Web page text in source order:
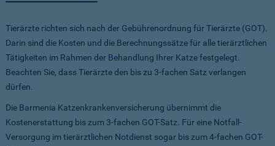
Tierärzte richten sich nach der Gebührenordnung für Tierärzte (GOT).
Darin sind die Kosten und die Berechnungssätze für alle tierärztlichen
Tätigkeiten im Rahmen der Behandlung Ihrer Katze festgelegt.
Beachten Sie, dass Tierärzte den bis zu 3-fachen Satz verlangen
dürfen.
Die Barmenia Katzenkrankenversicherung übernimmt die
Kostenerstattung bis zum 3-fachen GOT-Satz. Für eine Notfall-
Versorgung im tierärztlichen Notdienst sogar bis zum 4-fachen GOT-